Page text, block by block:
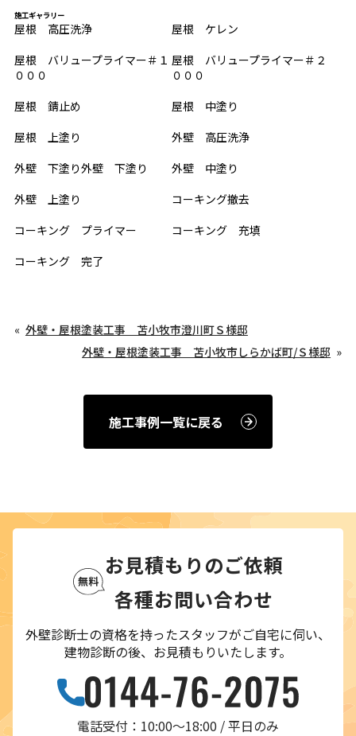
施工ギャラリー
屋根 高圧洗浄
屋根 ケレン
屋根 バリュープライマー＃１
０００
屋根 バリュープライマー＃２
０００
屋根 錆止め
屋根 中塗り
屋根 上塗り
外壁 高圧洗浄
外壁 下塗り外壁 下塗り
外壁 中塗り
外壁 上塗り
コーキング撤去
コーキング プライマー
コーキング 充填
コーキング 完了
外壁・屋根塗装工事 苫小牧市澄川町Ｓ様邸
外壁・屋根塗装工事 苫小牧市しらかば町/Ｓ様邸
施工事例一覧に戻る
お見積もりのご依頼
各種お問い合わせ
外壁診断士の資格を持ったスタッフがご自宅に伺い、
建物診断の後、お見積もりいたします。
電話受付：10:00〜18:00 / 平日のみ